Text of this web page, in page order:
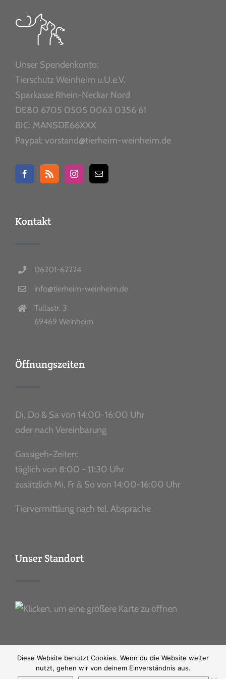
Unser Spendenkonto:
Tierschutz Weinheim u.U.e.V.
Sparkasse Rhein-Neckar Nord
DE80 6705 0505 0063 0356 61
BIC: MANSDE66XXX
Paypal: vorstand@tierheim-weinheim.de
Kontakt
06201-62224
info@tierheim-weinheim.de
Tullastr. 3
69469 Weinheim
Öffnungszeiten
Di, Do & Sa von 14:00-16:00 Uhr
oder nach Vereinbarung
Gassigeh-Zeiten:
täglich von 8:00 - 11:30 Uhr
zusätzlich Mi, Fr & So von 14:00-16:00 Uhr
Tiervermittlung nach tel. Absprache
Unser Standort
Diese Website benutzt Cookies. Wenn du die Website weiter
nutzt, gehen wir von deinem Einverständnis aus.